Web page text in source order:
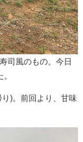
司風のもの。今日
)。前回より、甘味